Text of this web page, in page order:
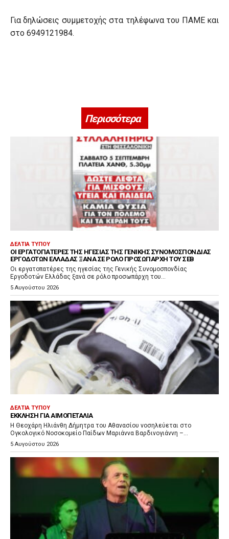
Για δηλώσεις συμμετοχής στα τηλέφωνα του ΠΑΜΕ και
στο 6949121984.
Περισσότερα
ΔΕΛΤΊΑ ΤΎΠΟΥ
ΟΙ ΕΡΓΑΤΟΠΑΤΈΡΕΣ ΤΗΣ ΗΓΕΣΊΑΣ ΤΗΣ ΓΕΝΙΚΉΣ ΣΥΝΟΜΟΣΠΟΝΔΊΑΣ
ΕΡΓΟΔΟΤΏΝ ΕΛΛΆΔΑΣ ΞΑΝΆ ΣΕ ΡΌΛΟ ΠΡΟΣΩΠΆΡΧΗ ΤΟΥ ΣΕΒ
Οι εργατοπατέρες της ηγεσίας της Γενικής Συνομοσπονδίας
Εργοδοτών Ελλάδας ξανά σε ρόλο προσωπάρχη του...
5 Αυγούστου 2026
ΔΕΛΤΊΑ ΤΎΠΟΥ
ΈΚΚΛΗΣΗ ΓΙΑ ΑΙΜΟΠΕΤΆΛΙΑ
Η Θεοχάρη Ηλιάνθη Δήμητρα του Αθανασίου νοσηλεύεται στο
Ογκολογικό Νοσοκομείο Παίδων Μαριάννα Βαρδινογιάννη –...
5 Αυγούστου 2026